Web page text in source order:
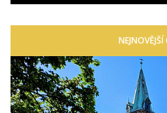
NEJNOVĚJŠÍ